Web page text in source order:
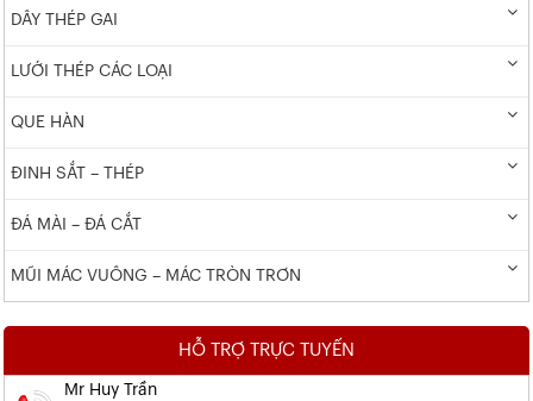
DÂY THÉP GAI
LƯỚI THÉP CÁC LOẠI
QUE HÀN
ĐINH SẮT – THÉP
ĐÁ MÀI – ĐÁ CẮT
MŨI MÁC VUÔNG – MÁC TRÒN TRƠN
HỖ TRỢ TRỰC TUYẾN
Mr Huy Trần